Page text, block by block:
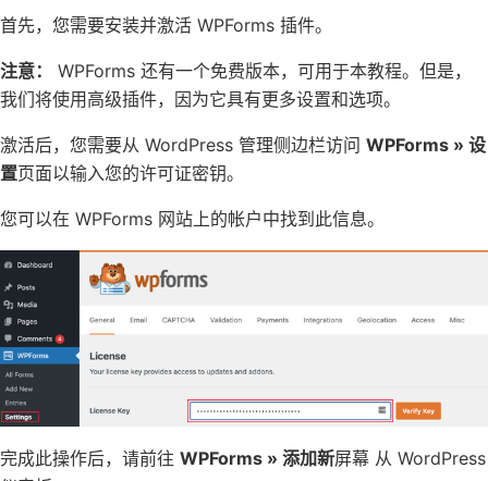
首先，您需要安装并激活 WPForms 插件。
注意： WPForms 还有一个免费版本，可用于本教程。但是，
我们将使用高级插件，因为它具有更多设置和选项。
激活后，您需要从 WordPress 管理侧边栏访问 WPForms » 设
置页面以输入您的许可证密钥。
您可以在 WPForms 网站上的帐户中找到此信息。
完成此操作后，请前往 WPForms » 添加新屏幕 从 WordPress